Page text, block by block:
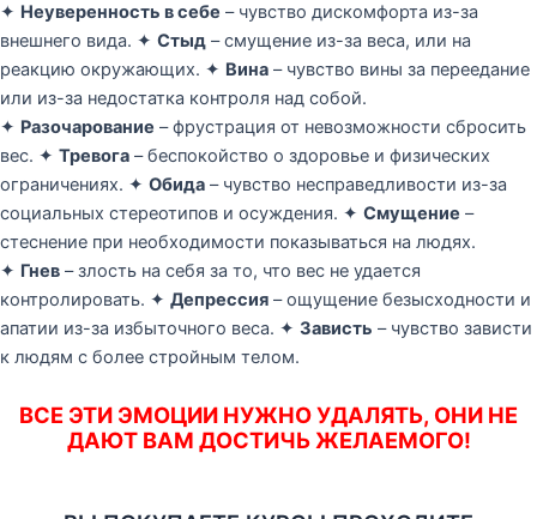
✦ Неуверенность в себе – чувство дискомфорта из-за
внешнего вида. ✦ Стыд – смущение из-за веса, или на
реакцию окружающих. ✦ Вина – чувство вины за переедание
или из-за недостатка контроля над собой.
✦ Разочарование – фрустрация от невозможности сбросить
вес. ✦ Тревога – беспокойство о здоровье и физических
ограничениях. ✦ Обида – чувство несправедливости из-за
социальных стереотипов и осуждения. ✦ Смущение –
стеснение при необходимости показываться на людях.
✦ Гнев – злость на себя за то, что вес не удается
контролировать. ✦ Депрессия – ощущение безысходности и
апатии из-за избыточного веса. ✦ Зависть – чувство зависти
к людям с более стройным телом.
ВСЕ ЭТИ ЭМОЦИИ НУЖНО УДАЛЯТЬ, ОНИ НЕ
ДАЮТ ВАМ ДОСТИЧЬ ЖЕЛАЕМОГО!